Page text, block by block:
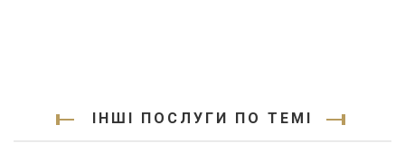
ІНШІ ПОСЛУГИ ПО ТЕМІ